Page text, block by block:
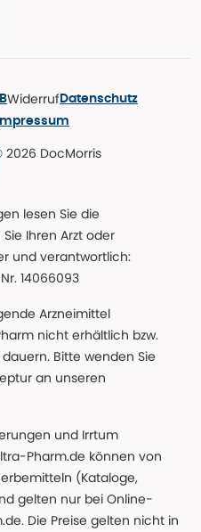
Widerruf Datenschutz
Impressum
2026 DocMorris
lesen Sie die
Ihren Arzt oder
und verantwortlich:
14066093
Arzneimittel
nicht erhältlich bzw.
Bitte wenden Sie
an unseren
und Irrtum
Pharm.de können von
(Kataloge,
gelten nur bei Online-
Die Preise gelten nicht in